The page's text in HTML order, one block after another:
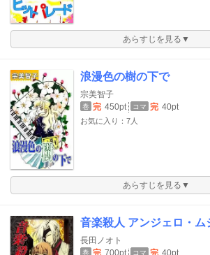
あらすじを見る▼
浪漫色の樹の下で
宗美智子
巻 完 450pt コマ 完 40pt
お気に入り：7人
あらすじを見る▼
音楽殺人 アンジェロ・ム
長田ノオト
巻 コマ